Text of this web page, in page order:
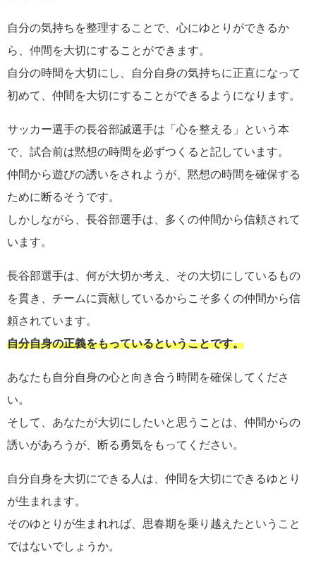
自分の気持ちを整理することで、心にゆとりができるか
ら、仲間を大切にすることができます。
自分の時間を大切にし、自分自身の気持ちに正直になって
初めて、仲間を大切にすることができるようになります。
サッカー選手の長谷部誠選手は「心を整える」という本
で、試合前は黙想の時間を必ずつくると記しています。
仲間から遊びの誘いをされようが、黙想の時間を確保する
ために断るそうです。
しかしながら、長谷部選手は、多くの仲間から信頼されて
います。
長谷部選手は、何が大切か考え、その大切にしているもの
を貫き、チームに貢献しているからこそ多くの仲間から信
頼されています。
自分自身の正義をもっているということです。
あなたも自分自身の心と向き合う時間を確保してくださ
い。
そして、あなたが大切にしたいと思うことは、仲間からの
誘いがあろうが、断る勇気をもってください。
自分自身を大切にできる人は、仲間を大切にできるゆとり
が生まれます。
そのゆとりが生まれれば、思春期を乗り越えたということ
ではないでしょうか。